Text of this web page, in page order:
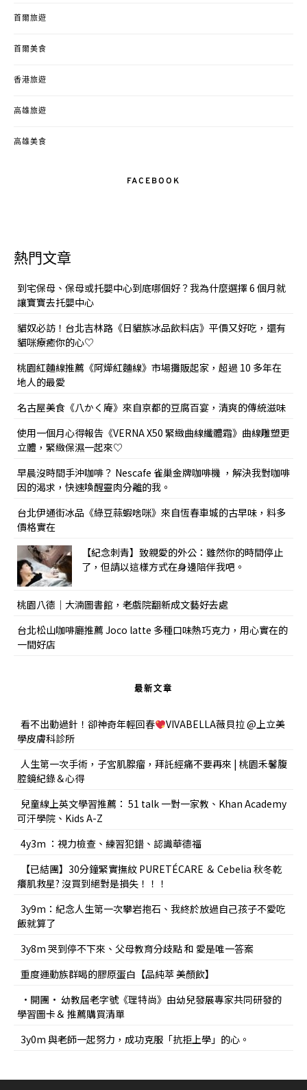
首爾旅遊
首爾美食
香港旅遊
高雄旅遊
高雄美食
FACEBOOK
熱門文章
到宅保母、保母或托嬰中心到底哪個好？我為什麼選擇 6 個月就
讓寶寶去托嬰中心
貓奴必訪！台北吉林路《日貓族冰品飲料店》平價又好吃，還有
貓咪療癒你的心♡
桃園紅麵線推薦《阿燁紅麵線》市場攤販起家，超過 10 多年在
地人的最愛
名古屋美食《八かく庵》來自京都的豆腐百宴，清爽的傳統滋味
使用一個月心得報告《VERNA X50 緊緻曲線纖體霜》曲線雕塑更
立體，緊緻保濕一起來♡
早晨沒時間手沖咖啡？ Nescafe 雀巢金牌咖啡機 ，解決我對咖啡
因的渴求，快速喚醒靈肉分離的我。
台北伊通街冰品《綠豆蒜蝦啥咪》來自恆春車城的古早味，料多
價格實在
【紀念刺青】致親愛的外公：雖然你的時間停止
了，但請以這樣方式在身邊陪伴我吧。
桃園八德｜大湳圖書館，老戲院翻新成文藝好去處
台北松山咖啡廳推薦 Joco latte 多種口味熱巧克力，用心實在的
一間好店
最新文章
看不出動過針！卻神奇年輕回春
VIVABELLA薇貝拉 @上立美
學皮膚科診所
人生第一次手術，子宮肌腺瘤，拜託經痛不要再來 | 桃園禾馨腹
腔鏡紀錄＆心得
兒童線上英文學習推薦： 51 talk 一對一家教、Khan Academy
可汗學院、Kids A-Z
4y3m ：視力檢查、練習犯錯、認識華德福
【已結團】30分鐘緊實撫紋 PURETÉCARE ＆ Cebelia 秋冬乾
癢肌救星? 沒買到絕對是損失！！！
3y9m：紀念人生第一次攀岩抱石、我終於放過自己孩子不愛吃
飯就算了
3y8m 哭到停不下來、父母教育分歧點 和 愛是唯一答案
重度運動族群喝的膠原蛋白【品純萃 美顏飲】
•開團• 幼教屆老字號《理特尚》由幼兒發展專家共同研發的
學習圖卡＆ 推薦購買清單
3y0m 與老師一起努力，成功克服「抗拒上學」的心。